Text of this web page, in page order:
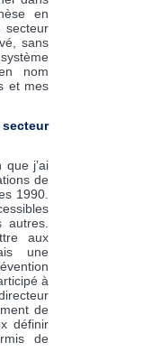
en
secteur
sans
nom
et mes
que j’ai
de
1990.
aux
une
à
de
définir
de